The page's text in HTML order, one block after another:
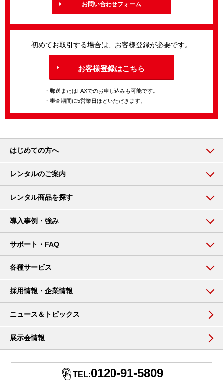
お問い合わせフォーム
初めてお取引する場合は、お客様登録が必要です。
お客様登録はこちら
・郵送またはFAXでのお申し込みも可能です。
・審査期間に5営業日ほどいただきます。
はじめての方へ
レンタルのご案内
レンタル商品を探す
導入事例・強み
サポート・FAQ
各種サービス
採用情報・企業情報
ニュース＆トピックス
展示会情報
TEL:0120-91-5809